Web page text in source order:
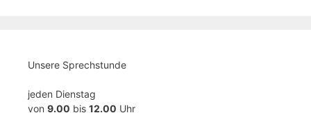
Unsere Sprechstunde
jeden Dienstag
von 9.00 bis 12.00 Uhr